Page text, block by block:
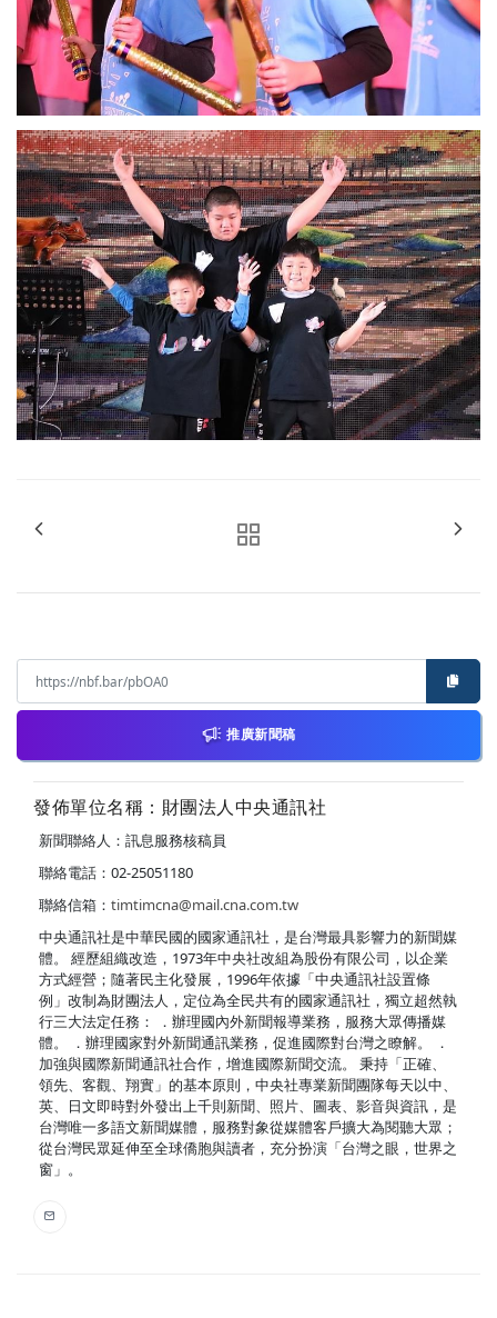
推廣新聞稿
發佈單位名稱：財團法人中央通訊社
新聞聯絡人：訊息服務核稿員
聯絡電話：02-25051180
聯絡信箱： timtimcna@mail.cna.com.tw
中央通訊社是中華民國的國家通訊社，是台灣最具影響力的新聞媒
體。 經歷組織改造，1973年中央社改組為股份有限公司，以企業
方式經營；隨著民主化發展，1996年依據「中央通訊社設置條
例」改制為財團法人，定位為全民共有的國家通訊社，獨立超然執
行三大法定任務： ．辦理國內外新聞報導業務，服務大眾傳播媒
體。 ．辦理國家對外新聞通訊業務，促進國際對台灣之瞭解。 ．
加強與國際新聞通訊社合作，增進國際新聞交流。 秉持「正確、
領先、客觀、翔實」的基本原則，中央社專業新聞團隊每天以中、
英、日文即時對外發出上千則新聞、照片、圖表、影音與資訊，是
台灣唯一多語文新聞媒體，服務對象從媒體客戶擴大為閱聽大眾；
從台灣民眾延伸至全球僑胞與讀者，充分扮演「台灣之眼，世界之
窗」。